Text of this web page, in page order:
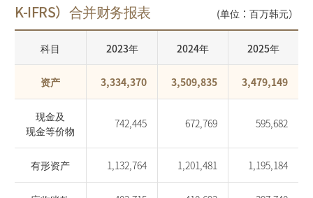
K-IFRS）合并财务报表 (单位：百万韩元）
科目 2023年 2024年 2025年
资产 3,334,370 3,509,835 3,479,149
现金及
现金等价物
742,445 672,769 595,682
有形资产 1,132,764 1,201,481 1,195,184